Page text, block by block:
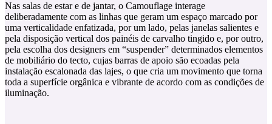
Nas salas de estar e de jantar, o Camouflage interage
deliberadamente com as linhas que geram um espaço marcado por
uma verticalidade enfatizada, por um lado, pelas janelas salientes e
pela disposição vertical dos painéis de carvalho tingido e, por outro,
pela escolha dos designers em “suspender” determinados elementos
de mobiliário do tecto, cujas barras de apoio são ecoadas pela
instalação escalonada das lajes, o que cria um movimento que torna
toda a superfície orgânica e vibrante de acordo com as condições de
iluminação.